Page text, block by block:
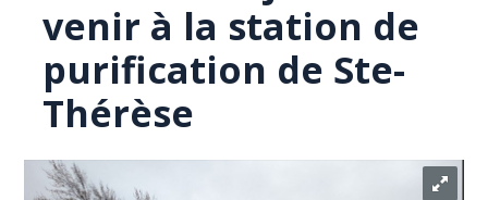
venir à la station de
purification de Ste-
Thérèse